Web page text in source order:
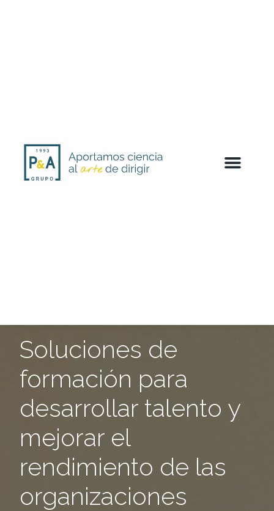
Soluciones de
formación para
desarrollar talento y
mejorar el
rendimiento de las
organizaciones